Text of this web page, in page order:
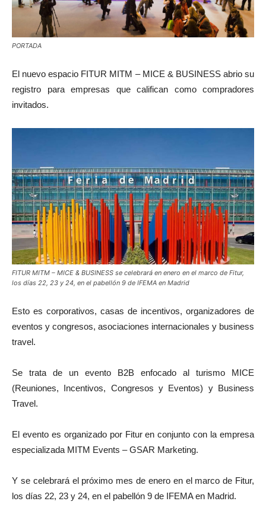
PORTADA
El nuevo espacio FITUR MITM – MICE & BUSINESS abrio su
registro para empresas que califican como compradores
invitados.
FITUR MITM – MICE & BUSINESS se celebrará en enero en el marco de Fitur,
los días 22, 23 y 24, en el pabellón 9 de IFEMA en Madrid
Esto es corporativos, casas de incentivos, organizadores de
eventos y congresos, asociaciones internacionales y business
travel.
Se trata de un evento B2B enfocado al turismo MICE
(Reuniones, Incentivos, Congresos y Eventos) y Business
Travel.
El evento es organizado por Fitur en conjunto con la empresa
especializada MITM Events – GSAR Marketing.
Y se celebrará el próximo mes de enero en el marco de Fitur,
los días 22, 23 y 24, en el pabellón 9 de IFEMA en Madrid.